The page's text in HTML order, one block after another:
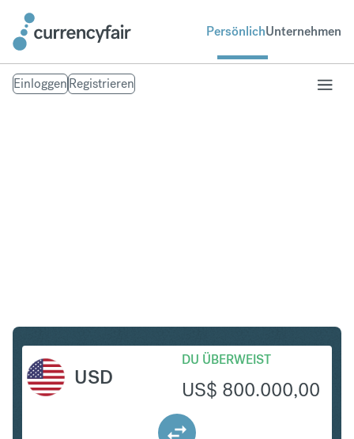
PersönlichUnternehmen
EinloggenRegistrieren
USD
DU ÜBERWEIST
US$ 800.000,00